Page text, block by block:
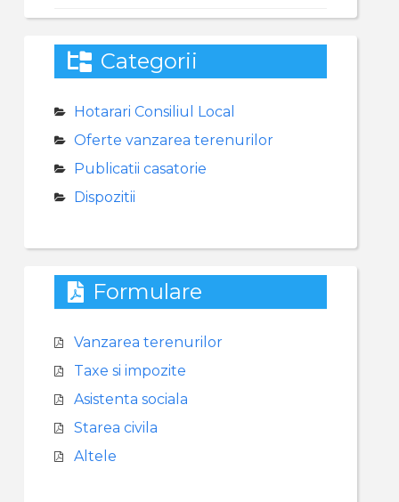
Categorii
Hotarari Consiliul Local
Oferte vanzarea terenurilor
Publicatii casatorie
Dispozitii
Formulare
Vanzarea terenurilor
Taxe si impozite
Asistenta sociala
Starea civila
Altele